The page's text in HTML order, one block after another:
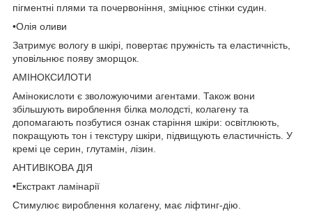
пігментні плями та почервоніння, зміцнює стінки судин.
•Олія оливи
Затримує вологу в шкірі, повертає пружність та еластичність,
уповільнює появу зморщок.
АМІНОКСИЛОТИ
Амінокислоти є зволожуючими агентами. Також вони
збільшують вироблення білка молодсті, колагену та
допомагають позбутися ознак старіння шкіри: освітлюють,
покращують тон і текстуру шкіри, підвищують еластичність. У
кремі це серин, глутамін, лізин.
АНТИВІКОВА ДІЯ
•Екстракт ламінарії
Стимулює вироблення колагену, має ліфтинг-дію.